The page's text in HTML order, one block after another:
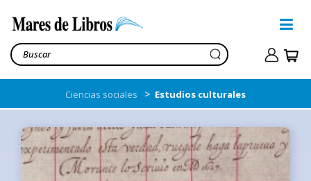
Ciencias sociales > Estudios culturales